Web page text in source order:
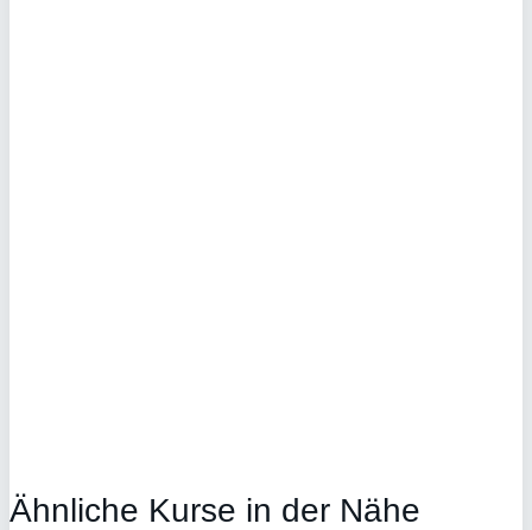
Ähnliche Kurse in der Nähe